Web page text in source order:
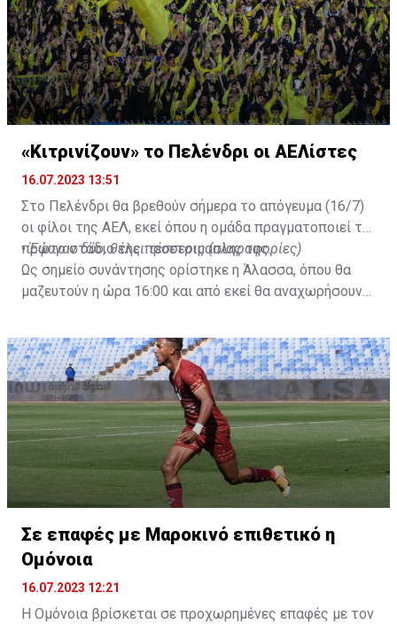
«Κιτρινίζουν» το Πελένδρι οι ΑΕΛίστες
16.07.2023 13:51
Στο Πελένδρι θα βρεθούν σήμερα το απόγευμα (16/7)
οι φίλοι της ΑΕΛ, εκεί όπου η ομάδα πραγματοποιεί το
πρώτο στάδιο της προετοιμασίας της.
•Έφυγαν δύο, θέλει τέσσερις (πληροφορίες)
Ως σημείο συνάντησης ορίστηκε η Άλασσα, όπου θα
μαζευτούν η ώρα 16:00 και από εκεί θα αναχωρήσουν
δώοσυν το παρών τους στην απογευματινή προπόνηση
της ομάδας.
Σε επαφές με Μαροκινό επιθετικό η
Ομόνοια
16.07.2023 12:21
Η Ομόνοια βρίσκεται σε προχωρημένες επαφές με τον